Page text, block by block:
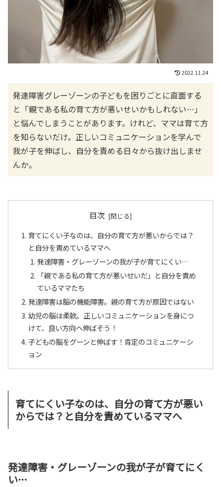
2022.11.24
発達障害グレーゾーンの子どもを困りごとに直面する
と「親である私の育て方が悪いせいかもしれない…」
と悩んでしまうことがあります。けれど、ママは育て方
を知らないだけ。正しいコミュニケーションを学んで
我が子を伸ばし、自分を責める日々から抜け出しませ
んか。
目次
育てにくい子なのは、自分の育て方が悪いからでは？
と自分を責めているママへ
発達障害・グレーゾーンの我が子が育てにくい…
「親である私の育て方が悪いせいだ」と自分を責め
ているママたち
発達障害は脳の機能障害。親の育て方が原因ではない
幼児の脳は柔軟。正しいコミュニケーションを身につ
けて、良い方向へ伸ばそう！
子どもの脳をグーンと伸ばす！肯定のコミュニケーシ
ョン
育てにくい子なのは、自分の育て方が悪い
からでは？と自分を責めているママへ
発達障害・グレーゾーンの我が子が育てにく
い…